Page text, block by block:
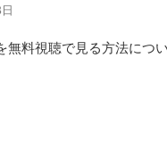
無料視聴で見る方法につ